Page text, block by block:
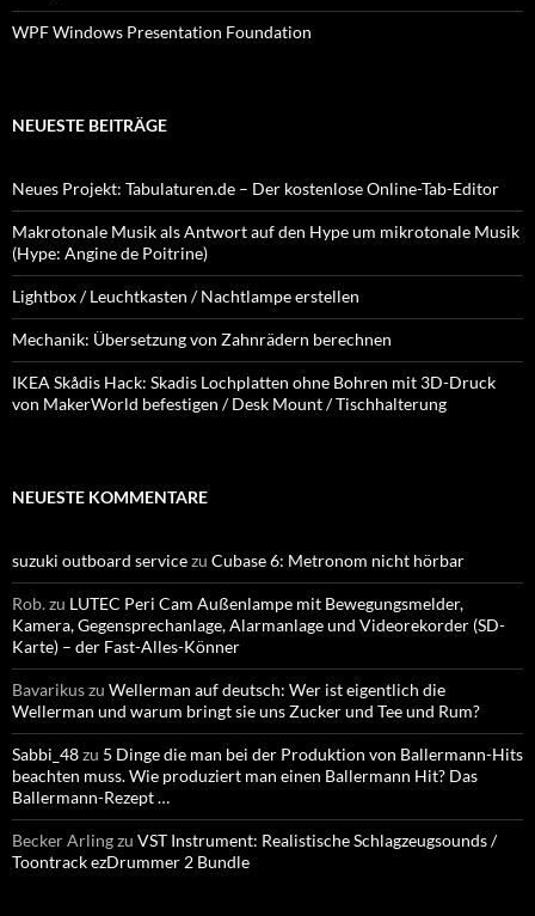
WPF Windows Presentation Foundation
NEUESTE BEITRÄGE
Neues Projekt: Tabulaturen.de – Der kostenlose Online-Tab-Editor
Makrotonale Musik als Antwort auf den Hype um mikrotonale Musik
(Hype: Angine de Poitrine)
Lightbox / Leuchtkasten / Nachtlampe erstellen
Mechanik: Übersetzung von Zahnrädern berechnen
IKEA Skådis Hack: Skadis Lochplatten ohne Bohren mit 3D-Druck
von MakerWorld befestigen / Desk Mount / Tischhalterung
NEUESTE KOMMENTARE
suzuki outboard servicezu Cubase 6: Metronom nicht hörbar
Rob.zu LUTEC Peri Cam Außenlampe mit Bewegungsmelder,
Kamera, Gegensprechanlage, Alarmanlage und Videorekorder (SD-
Karte) – der Fast-Alles-Könner
Bavarikuszu Wellerman auf deutsch: Wer ist eigentlich die
Wellerman und warum bringt sie uns Zucker und Tee und Rum?
Sabbi_48zu 5 Dinge die man bei der Produktion von Ballermann-Hits
beachten muss. Wie produziert man einen Ballermann Hit? Das
Ballermann-Rezept …
Becker Arlingzu VST Instrument: Realistische Schlagzeugsounds /
Toontrack ezDrummer 2 Bundle